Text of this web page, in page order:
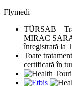
Flymedi
TÜRSAB –
MIRAC
înregistrată la
Toate
certificată în